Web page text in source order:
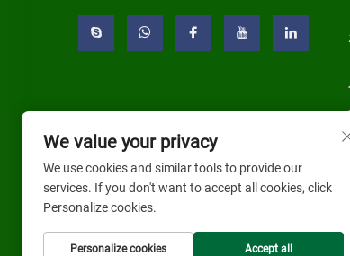
We value your privacy
We use cookies and similar tools to provide our
services. If you don't want to accept all cookies, click
Personalize cookies.
Personalize cookies Accept all